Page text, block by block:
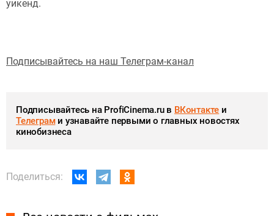
уикенд.
Подписывайтесь на наш Телеграм-канал
Подписывайтесь на ProfiCinema.ru в ВКонтакте и
Телеграми узнавайте первыми о главных новостях
кинобизнеса
Поделиться: